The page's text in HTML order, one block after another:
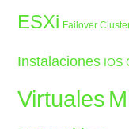
ESXi Failover
Instalaciones IOS
Virtuales